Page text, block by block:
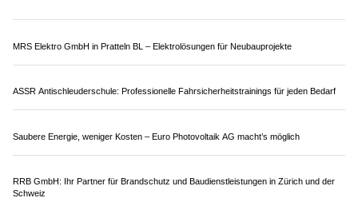
Bundesrat Martin Pfister, Chef Eidgenössisches
Departement für Verteidigung, Bevölkerungsschutz und
Sport VBS, empfängt am 6. Juli 2026 die österreichische
Im Zentrum der Gespräche stehen die sicherheitspolitische